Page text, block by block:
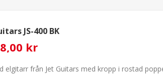
JS-400 BK
kr
elgitarr från Jet Guitars med kropp i rostad